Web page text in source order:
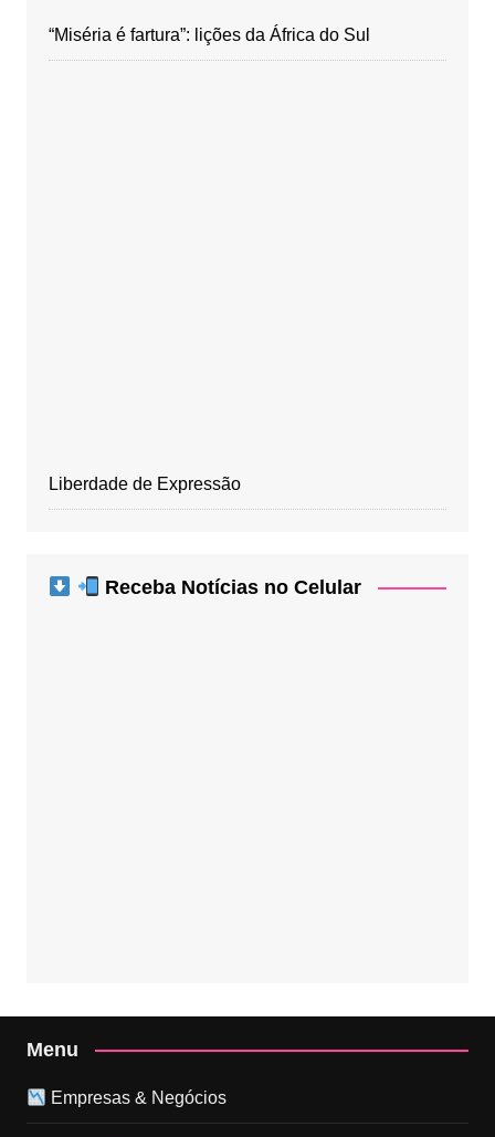
“Miséria é fartura”: lições da África do Sul
Liberdade de Expressão
Receba Notícias no Celular
Menu
Empresas & Negócios